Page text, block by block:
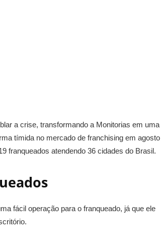
a crise, transformando a Monitorias em uma
tímida no mercado de franchising em agosto
franqueados atendendo 36 cidades do Brasil.
fácil operação para o franqueado, já que ele